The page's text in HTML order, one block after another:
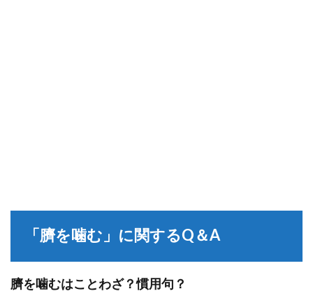
「臍を噛む」に関するQ＆A
臍を噛むはことわざ？慣用句？